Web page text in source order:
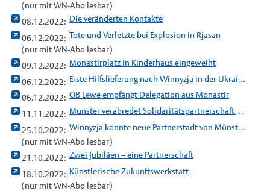
(nur mit WN-Abo lesbar)
08.12.2022: Die veränderten Kontakte
06.12.2022: Tote und Verletzte bei Explosion in Rjasan
(nur mit WN-Abo lesbar)
09.12.2022: Monastirplatz in Kinderhaus eingeweiht
06.12.2022:
Erste Hilfslieferung nach Winnyzja in der Ukraine auf dem Weg
06.12.2022: OB Lewe empfängt Delegation aus Monastir
11.11.2022:
Münster verabredet Solidaritätspartnerschaft mit der Stadt Winnyzja in der Ukraine
25.10.2022:
Winnyzja könnte neue Partnerstadt von Münster werden
(nur mit WN-Abo lesbar)
21.10.2022: Zwei Jubiläen – eine Partnerschaft
18.10.2022: Künstlerische Zukunftswerkstatt
(nur mit WN-Abo lesbar)